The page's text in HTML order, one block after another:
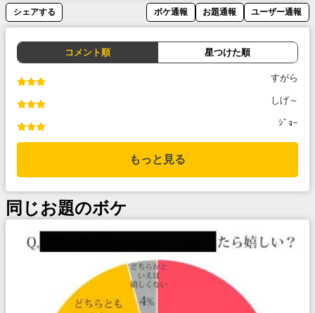
シェアする ボケ通報 お題通報 ユーザー通報
コメント順 星つけた順
すがら
しげ～
ｼﾞｮｰ
もっと見る
同じお題のボケ